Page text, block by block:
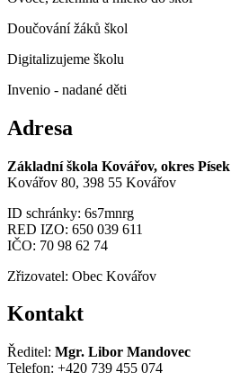
Doučování žáků škol
Digitalizujeme školu
Invenio - nadané děti
Adresa
Základní škola Kovářov, okres Písek
Kovářov 80, 398 55 Kovářov
ID schránky: 6s7mnrg
RED IZO: 650 039 611
IČO: 70 98 62 74
Zřizovatel: Obec Kovářov
Kontakt
Ředitel: Mgr. Libor Mandovec
Telefon: +420 739 455 074